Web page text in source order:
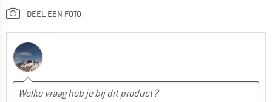
DEEL EEN FOTO